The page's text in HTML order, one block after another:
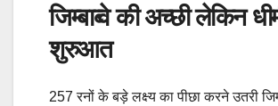
जिम्बाब्वे की अच्छी लेकिन
शुरुआत
257 रनों के बड़े लक्ष्य का पीछा करने उतरी